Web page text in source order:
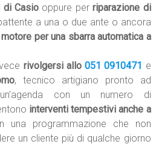
di Casio oppure perriparazione di
a una o due ante o ancora
per una sbarra automatica a
rivolgersi allo051 0910471 e
, tecnico artigiano pronto ad
con un numero di
interventi tempestivi anche a
una programmazione che non
un cliente più di qualche giorno